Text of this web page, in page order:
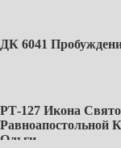
ДК 6041
РТ-127 Икона
Равноапостольной
Ольги